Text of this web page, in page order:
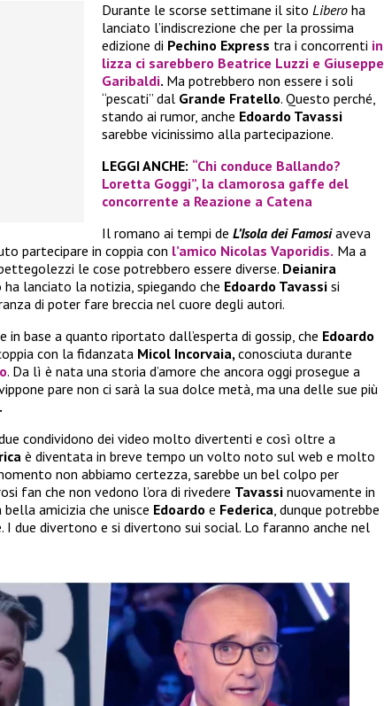
Durante le scorse settimane il sito Libero ha
lanciato l’indiscrezione che per la prossima
edizione di Pechino Express tra i concorrenti in
lizza ci sarebbero Beatrice Luzzi e Giuseppe
Garibaldi. Ma potrebbero non essere i soli
“pescati” dal Grande Fratello. Questo perché,
stando ai rumor, anche Edoardo Tavassi
sarebbe vicinissimo alla partecipazione.
LEGGI ANCHE: “Chi conduce Ballando?
Loretta Goggi”, la clamorosa gaffe del
concorrente a Reazione a Catena
Il romano ai tempi de L’Isola dei Famosiaveva
partecipare in coppia con l’amico Nicolas Vaporidis. Ma a
le cose potrebbero essere diverse. Deianira
lanciato la notizia, spiegando che Edoardo Tavassi si
di poter fare breccia nel cuore degli autori.
in base a quanto riportato dall’esperta di gossip, che Edoardo
con la fidanzata Micol Incorvaia,conosciuta durante
. Da lì è nata una storia d’amore che ancora oggi prosegue a
pare non ci sarà la sua dolce metà, ma una delle sue più
condividono dei video molto divertenti e così oltre a
è diventata in breve tempo un volto noto sul web e molto
non abbiamo certezza, sarebbe un bel colpo per
fan che non vedono l’ora di rivedere Tavassi nuovamente in
amicizia che unisce Edoardo e Federica, dunque potrebbe
I due divertono e si divertono sui social. Lo faranno anche nel